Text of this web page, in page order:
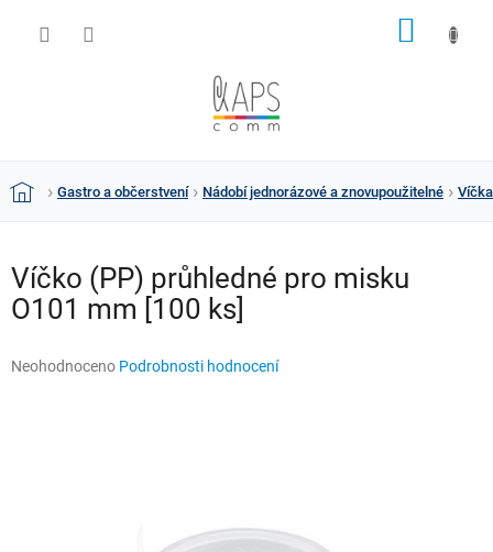
DomůGastro a občerstvení Nádobí jednorázové a znovupoužitelné Víčka
Víčko (PP) průhledné pro misku
O101 mm [100 ks]
Průměrné
Neohodnoceno Podrobnosti hodnocení